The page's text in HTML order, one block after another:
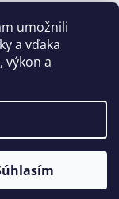
umožnili
a vďaka
výkon a
vyhradené.